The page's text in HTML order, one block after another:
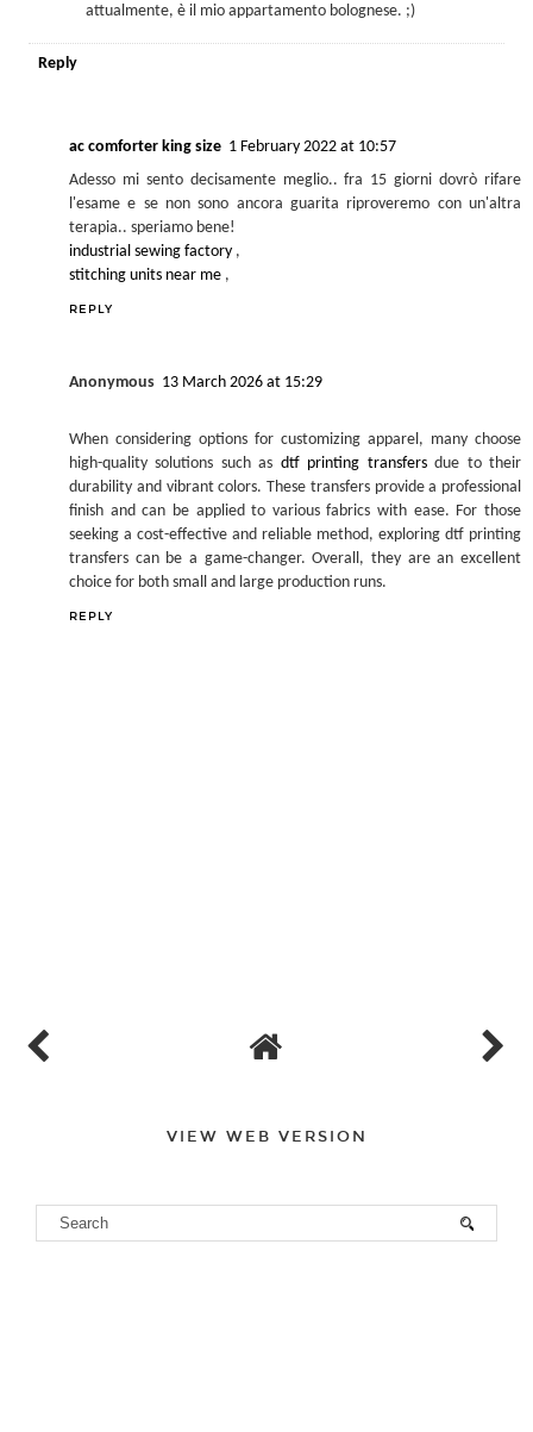
attualmente, è il mio appartamento bolognese. ;)
Reply
ac comforter king size 1 February 2022 at 10:57
Adesso mi sento decisamente meglio.. fra 15 giorni dovrò rifare
l'esame e se non sono ancora guarita riproveremo con un'altra
terapia.. speriamo bene!
industrial sewing factory ,
stitching units near me ,
REPLY
Anonymous 13 March 2026 at 15:29
When considering options for customizing apparel, many choose
high-quality solutions such as dtf printing transfersdue to their
durability and vibrant colors. These transfers provide a professional
finish and can be applied to various fabrics with ease. For those
seeking a cost-effective and reliable method, exploring dtf printing
transfers can be a game-changer. Overall, they are an excellent
choice for both small and large production runs.
REPLY
VIEW WEB VERSION